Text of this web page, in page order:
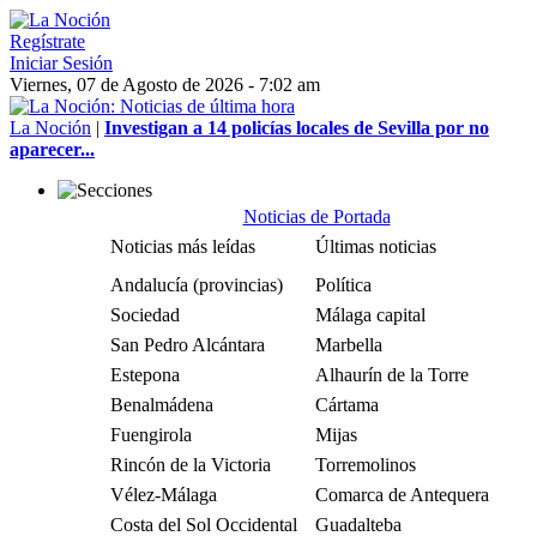
Regístrate
Iniciar Sesión
Viernes, 07 de Agosto de 2026 - 7:02 am
La Noción | Investigan a 14 policías locales de Sevilla por no
aparecer...
Noticias de Portada
Noticias más leídas
Últimas noticias
Andalucía (provincias)
Política
Sociedad
Málaga capital
San Pedro Alcántara
Marbella
Estepona
Alhaurín de la Torre
Benalmádena
Cártama
Fuengirola
Mijas
Rincón de la Victoria
Torremolinos
Vélez-Málaga
Comarca de Antequera
Costa del Sol Occidental
Guadalteba